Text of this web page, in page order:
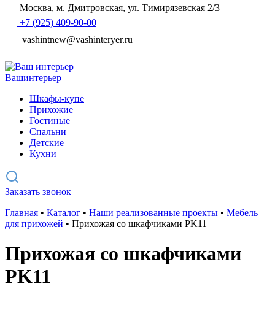
Москва, м. Дмитровская, ул. Тимирязевская 2/3
+7 (925) 409-90-00
vashintnew@vashinteryer.ru
Вашинтерьер
Шкафы-купе
Прихожие
Гостиные
Спальни
Детские
Кухни
Заказать звонок
Главная • Каталог • Наши реализованные проекты • Мебель
для прихожей • Прихожая со шкафчиками PK11
Прихожая со шкафчиками
PK11